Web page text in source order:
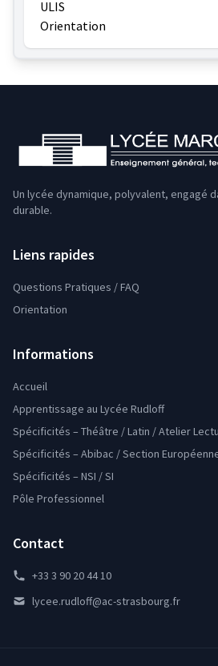
ULIS
Orientation
Un lycée dynamique, polyvalent, engagé
durable.
Liens rapides
Questions Pratiques / FAQ
Orientation
Informations
Accueil
Apprentissage au Lycée Rudloff
Spécificités – Théâtre / Latin / Atelier
Spécificités – Abibac / Section
Spécificités – NSI / SI
Pôle Professionnel
Contact
+33 3 90 20 44 10
lycee.rudloff@ac-strasbourg.fr